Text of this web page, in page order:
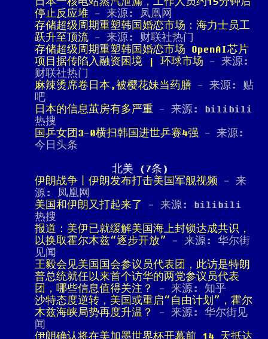
停止反应堆 - 来源: 凤凰网
存储超级周期重塑韩国婚恋市场：海力士员工
跃升至顶流 - 来源: 财联社热门
存储超级周期重塑韩国婚恋市场 OpenAI芯片
项目据传陷入融资困境 | 环球市场 - 来源:
财联社热门
麻辣烫席卷日本,被樱花妹当药膳 - 来源: 贴
吧
日本的信息茧房有多严重 - 来源: bilibili
热搜
国乒女团3-0横扫韩国进世乒赛4强 - 来源:
今日头条
北美 (7条)
伊朗战争丨伊朗发布打击美国军舰视频 - 来
源: 凤凰网
美国和伊朗又打起来了
- 来源: bilibili
热搜
报道：美伊已就缓解美国海上封锁达成共识，
以换取霍尔木兹“逐步开放” - 来源: 华尔街
见闻
王毅会见美国国会参议员代表团，此访是特朗
普总统就任以来首个访华的两党参议员代表
团，哪些信息值得关注？
- 来源: 知乎
沙特态度逆转，美国或重启“自由计划”，霍尔
木兹海峡局势再度升温？
- 来源: 华尔街见
闻
伊朗确认将在美加墨世界杯开幕前 14 天抵达